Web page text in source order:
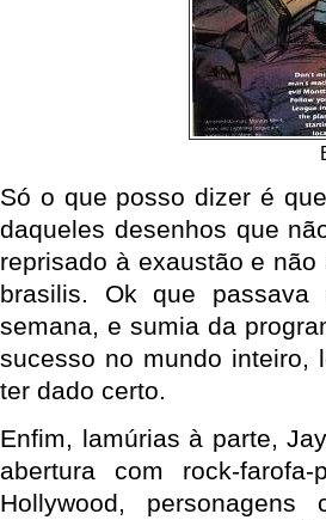
Só o que posso dizer é
daqueles desenhos que
reprisado à exaustão e
brasilis. Ok que passava
semana, e sumia da
sucesso no mundo inteiro,
ter dado certo.
Enfim, lamúrias à parte,
abertura com rock-farofa-
Hollywood,